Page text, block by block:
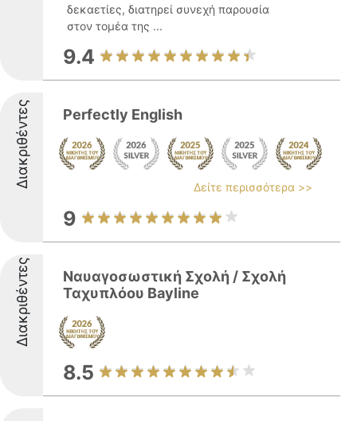
δεκαετίες, διατηρεί συνεχή παρουσία
στον τομέα της ...
9.4
Διακριθέντες Perfectly English
Δείτε περισσότερα >>
9
Διακριθέντες
Ναυαγοσωστική Σχολή / Σχολή
Ταχυπλόου Bayline
8.5